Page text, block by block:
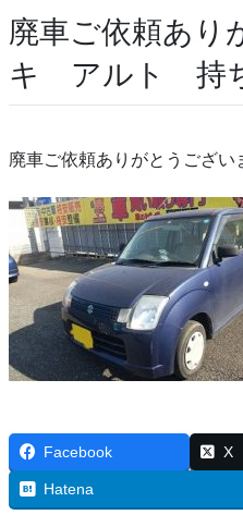
廃車ご依頼あ
キ アルト 持
廃車ご依頼ありがとうご
Facebook X
Hatena